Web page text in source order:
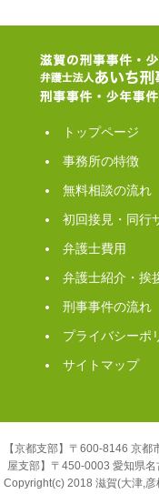
トップページ
事務所の特徴
無料相談の流れ
初回接見・同行
弁護士費用
弁護士紹介・挨
刑事事件の流れ
プライバシーポ
サイトマップ
【京都支部】〒600-8146 京
屋支部】〒450-0003 愛知県
Copyright(c) 2018 滋賀(大津,